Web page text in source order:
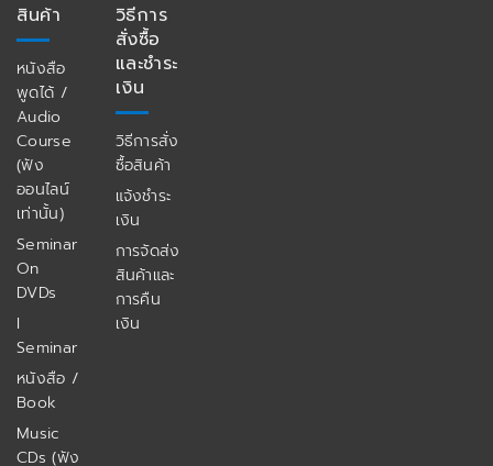
สินค้า
หนังสือ
พูดได้ /
Audio
Course
(ฟัง
ออนไลน์
เท่านั้น)
Seminar
On
DVDs
I
Seminar
หนังสือ /
Book
Music
CDs (ฟัง
วิธีการ
สั่งซื้อ
และชำระ
เงิน
วิธีการสั่ง
ซื้อสินค้า
แจ้งชำระ
เงิน
การจัดส่ง
สินค้าและ
การคืน
เงิน